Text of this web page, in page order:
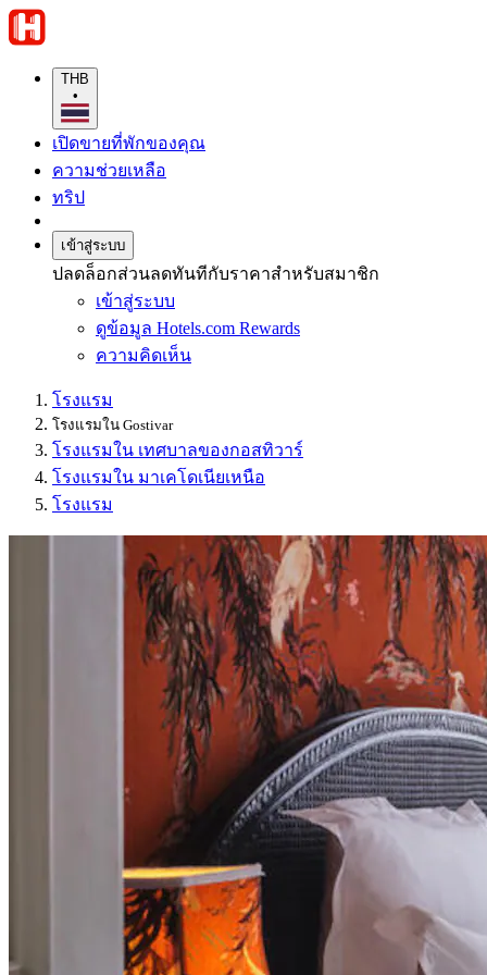
THB
•
เปิดขายที่พักของคุณ
ความช่วยเหลือ
ทริป
เข้าสู่ระบบ
ปลดล็อกส่วนลดทันทีกับราคาสำหรับสมาชิก
เข้าสู่ระบบ
ดูข้อมูล Hotels.com Rewards
ความคิดเห็น
โรงแรม
โรงแรมใน Gostivar
โรงแรมใน เทศบาลของกอสทิวาร์
โรงแรมใน มาเคโดเนียเหนือ
โรงแรม